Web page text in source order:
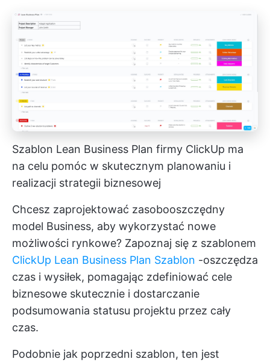
Szablon Lean Business Plan firmy ClickUp ma
na celu pomóc w skutecznym planowaniu i
realizacji strategii biznesowej
Chcesz zaprojektować zasobooszczędny
model Business, aby wykorzystać nowe
możliwości rynkowe? Zapoznaj się z szablonem
ClickUp Lean Business Plan Szablon -oszczędza
czas i wysiłek, pomagając zdefiniować cele
biznesowe skutecznie i dostarczanie
podsumowania statusu projektu przez cały
czas.
Podobnie jak poprzedni szablon, ten jest